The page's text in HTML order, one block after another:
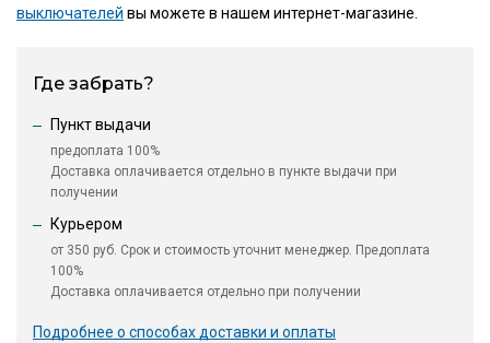
выключателей вы можете в нашем интернет-магазине.
Где забрать?
Пункт выдачи
предоплата 100%
Доставка оплачивается отдельно в пункте выдачи при
получении
Курьером
от 350 руб. Срок и стоимость уточнит менеджер. Предоплата
100%
Доставка оплачивается отдельно при получении
Подробнее о способах доставки и оплаты